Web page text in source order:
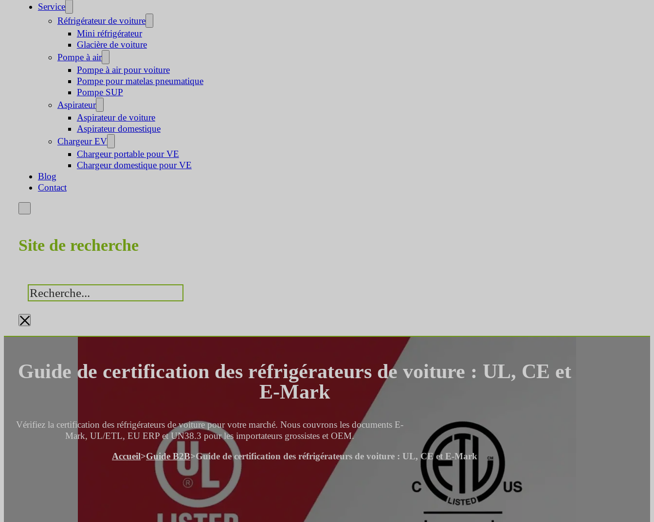
Service
Réfrigérateur de voiture
Mini réfrigérateur
Glacière de voiture
Pompe à air
Pompe à air pour voiture
Pompe pour matelas pneumatique
Pompe SUP
Aspirateur
Aspirateur de voiture
Aspirateur domestique
Chargeur EV
Chargeur portable pour VE
Chargeur domestique pour VE
Blog
Contact
Site de recherche
Rechercher
×
Guide de certification des réfrigérateurs de voiture : UL, CE et
E-Mark
Vérifiez la certification des réfrigérateurs de voiture pour votre marché. Nous couvrons les documents E-
Mark, UL/ETL, EU ERP et UN38.3 pour les importateurs grossistes et OEM.
Accueil>Guide B2B>Guide de certification des réfrigérateurs de voiture : UL, CE et E-Mark